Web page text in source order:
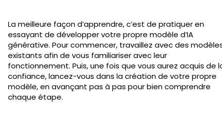
La meilleure façon d’apprendre, c’est de pratiquer en
essayant de développer votre propre modèle d’IA
générative. Pour commencer, travaillez avec des
existants afin de vous familiariser avec leur
fonctionnement. Puis, une fois que vous aurez acquis de
confiance, lancez-vous dans la création de votre propre
modèle, en avançant pas à pas pour bien comprendre
chaque étape.